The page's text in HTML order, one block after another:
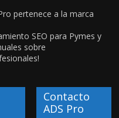
pertenece a la marca
SEO para Pymes y
sobre
Contacto
ADS Pro